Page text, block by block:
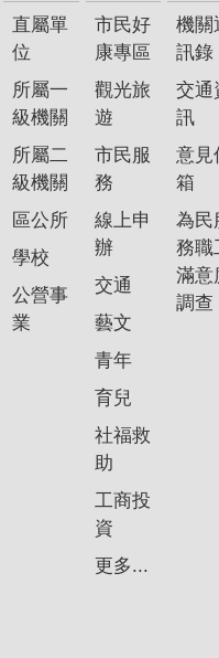
直屬單
位
所屬一
級機關
所屬二
級機關
區公所
學校
公營事
業
市民好
康專區
觀光旅
遊
市民服
務
線上申
辦
交通
藝文
青年
育兒
社福救
助
工商投
資
更多...
機關
訊錄
交通
訊
意見
箱
為民
務職
滿意
調查